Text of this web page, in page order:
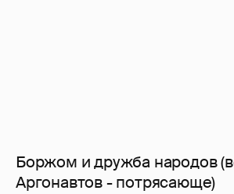
Боржом и дружба народов
Аргонавтов - потрясающе)